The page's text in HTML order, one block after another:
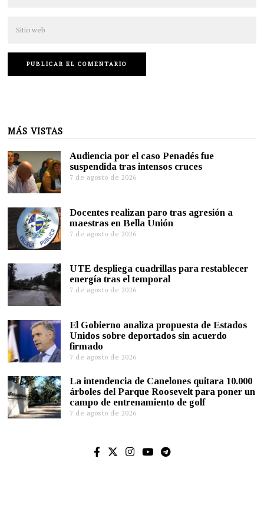
MÁS VISTAS
Audiencia por el caso Penadés fue
suspendida tras intensos cruces
7 de agosto de 2026
Docentes realizan paro tras agresión a
maestras en Bella Unión
7 de agosto de 2026
UTE despliega cuadrillas para restablecer
energía tras el temporal
7 de agosto de 2026
El Gobierno analiza propuesta de Estados
Unidos sobre deportados sin acuerdo
firmado
7 de agosto de 2026
La intendencia de Canelones quitara 10.000
árboles del Parque Roosevelt para poner un
campo de entrenamiento de golf
7 de agosto de 2026